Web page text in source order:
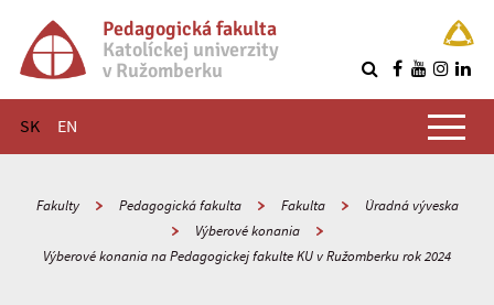
Pedagogická fakulta
Katolíckej univerzity
v Ružomberku
SK EN
Hlavné menu
Fakulty Pedagogická fakulta Fakulta
Úradná výveska
Výberové konania
Výberové konania na Pedagogickej fakulte KU v Ružomberku rok 2024